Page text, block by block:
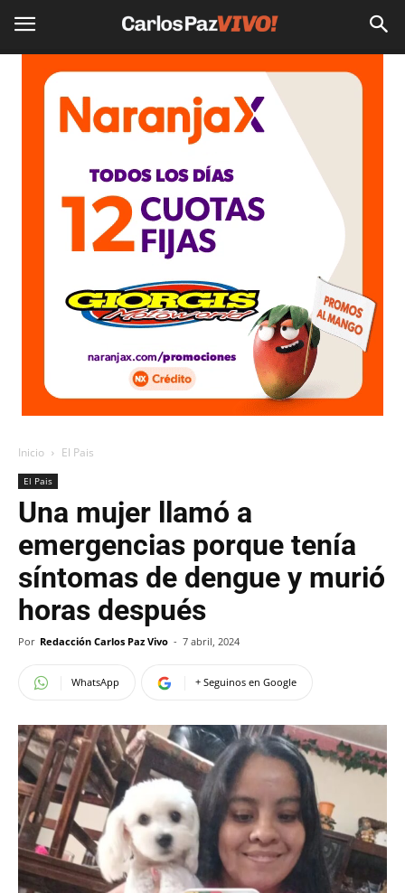
Inicio El Pais
El Pais
Una mujer llamó a
emergencias porque tenía
síntomas de dengue y murió
horas después
Por Redacción Carlos Paz Vivo - 7 abril, 2024
WhatsApp + Seguinos en Google